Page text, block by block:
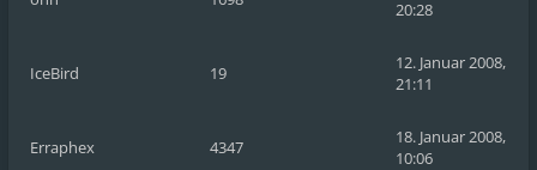
20:28
IceBird 19
12. Januar 2008,
21:11
Erraphex 4347
18. Januar 2008,
10:06